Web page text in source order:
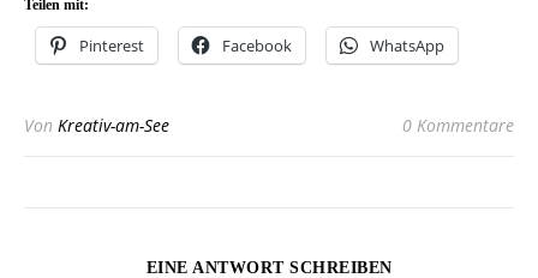
Teilen mit:
Pinterest Facebook WhatsApp
Von Kreativ-am-See 0 Kommentare
EINE ANTWORT SCHREIBEN